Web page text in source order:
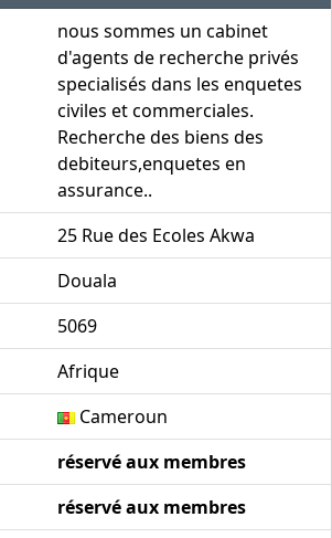
nous sommes un cabinet
d'agents de recherche privés
specialisés dans les enquetes
civiles et commerciales.
Recherche des biens des
debiteurs,enquetes en
assurance..
25 Rue des Ecoles Akwa
Douala
5069
Afrique
Cameroun
réservé aux membres
réservé aux membres